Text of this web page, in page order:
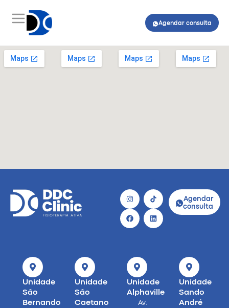
Agendar consulta
Agendar
consulta
Unidade
São
Bernando
Unidade
São
Caetano
Unidade
Alphaville
Av.
Unidade
Sando
André